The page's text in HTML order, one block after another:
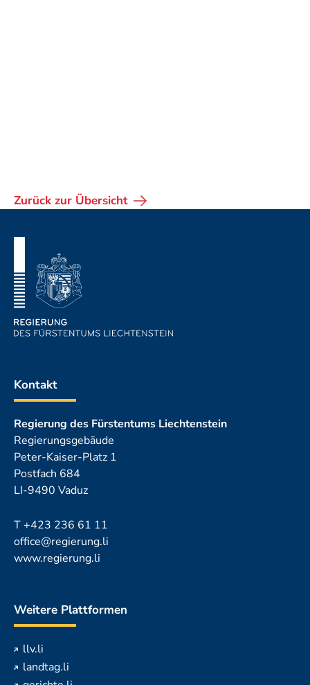
Zurück zur Übersicht
Kontakt
Regierung des Fürstentums Liechtenstein
Regierungsgebäude
Peter-Kaiser-Platz 1
Postfach 684
LI-9490 Vaduz
T+423 236 61 11
office@regierung.li
www.regierung.li
Weitere Plattformen
llv.li
landtag.li